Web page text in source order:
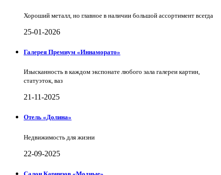
Хороший металл, но главное в наличии большой ассортимент всегда
25-01-2026
Галерея Премиум «Иннаморато»
Изысканность в каждом экспонате любого зала галереи картин,
статуэток, ваз
21-11-2025
Отель «Долина»
Недвижимость для жизни
22-09-2025